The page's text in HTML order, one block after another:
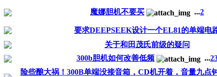
魔娜胆机不要买 ...2
要求DEEPSEEK设计一个EL81的单端电
关于和田茂氏前级的疑问
300b胆机如何改善低频
...2
险些酿大祸！300B单端没接音箱，CD机开着，音量九点